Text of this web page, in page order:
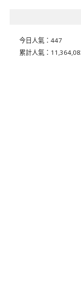
今日人氣： 447
累計人氣：